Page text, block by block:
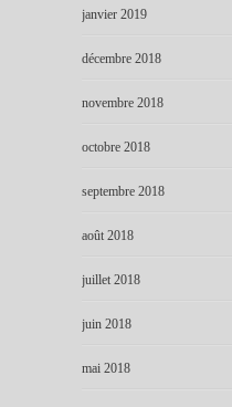
janvier 2019
décembre 2018
novembre 2018
octobre 2018
septembre 2018
août 2018
juillet 2018
juin 2018
mai 2018